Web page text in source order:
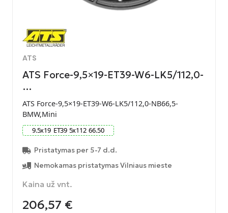
ATS
ATS Force-9,5×19-ET39-W6-LK5/112,0-
…
ATS Force-9,5×19-ET39-W6-LK5/112,0-NB66,5-
BMW,Mini
9.5x19 ET39 5x112 66.50
Pristatymas per 5-7 d.d.
Nemokamas pristatymas Vilniaus mieste
Kaina už vnt.
206,57 €